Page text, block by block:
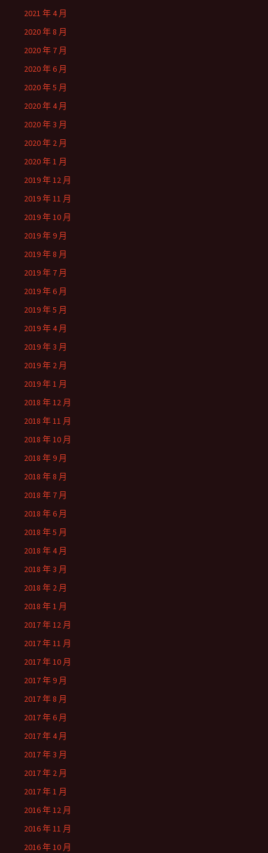
2021 年 4 月
2020 年 8 月
2020 年 7 月
2020 年 6 月
2020 年 5 月
2020 年 4 月
2020 年 3 月
2020 年 2 月
2020 年 1 月
2019 年 12 月
2019 年 11 月
2019 年 10 月
2019 年 9 月
2019 年 8 月
2019 年 7 月
2019 年 6 月
2019 年 5 月
2019 年 4 月
2019 年 3 月
2019 年 2 月
2019 年 1 月
2018 年 12 月
2018 年 11 月
2018 年 10 月
2018 年 9 月
2018 年 8 月
2018 年 7 月
2018 年 6 月
2018 年 5 月
2018 年 4 月
2018 年 3 月
2018 年 2 月
2018 年 1 月
2017 年 12 月
2017 年 11 月
2017 年 10 月
2017 年 9 月
2017 年 8 月
2017 年 6 月
2017 年 4 月
2017 年 3 月
2017 年 2 月
2017 年 1 月
2016 年 12 月
2016 年 11 月
2016 年 10 月